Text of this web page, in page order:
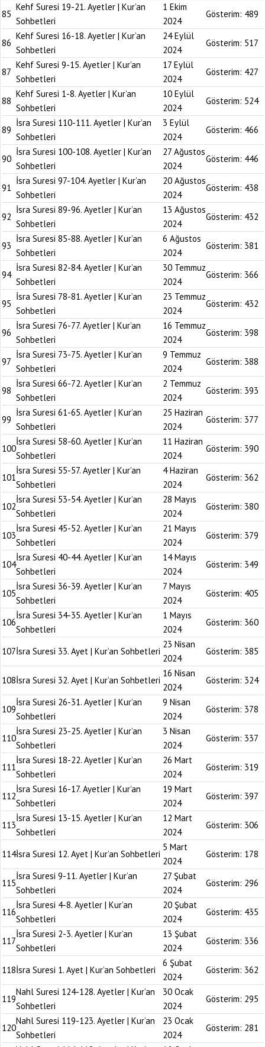
85
Kehf Suresi 19-21. Ayetler | Kur’an
Sohbetleri
1 Ekim
2024
Gösterim: 489
86
Kehf Suresi 16-18. Ayetler | Kur’an
Sohbetleri
24 Eylül
2024
Gösterim: 517
87
Kehf Suresi 9-15. Ayetler | Kur’an
Sohbetleri
17 Eylül
2024
Gösterim: 427
88
Kehf Suresi 1-8. Ayetler | Kur’an
Sohbetleri
10 Eylül
2024
Gösterim: 524
89
İsra Suresi 110-111. Ayetler | Kur’an
Sohbetleri
3 Eylül
2024
Gösterim: 466
90
İsra Suresi 100-108. Ayetler | Kur’an
Sohbetleri
27 Ağustos
2024
Gösterim: 446
91
İsra Suresi 97-104. Ayetler | Kur’an
Sohbetleri
20 Ağustos
2024
Gösterim: 438
92
İsra Suresi 89-96. Ayetler | Kur’an
Sohbetleri
13 Ağustos
2024
Gösterim: 432
93
İsra Suresi 85-88. Ayetler | Kur’an
Sohbetleri
6 Ağustos
2024
Gösterim: 381
94
İsra Suresi 82-84. Ayetler | Kur’an
Sohbetleri
30 Temmuz
2024
Gösterim: 366
95
İsra Suresi 78-81. Ayetler | Kur’an
Sohbetleri
23 Temmuz
2024
Gösterim: 432
96
İsra Suresi 76-77. Ayetler | Kur’an
Sohbetleri
16 Temmuz
2024
Gösterim: 398
97
İsra Suresi 73-75. Ayetler | Kur’an
Sohbetleri
9 Temmuz
2024
Gösterim: 388
98
İsra Suresi 66-72. Ayetler | Kur’an
Sohbetleri
2 Temmuz
2024
Gösterim: 393
99
İsra Suresi 61-65. Ayetler | Kur’an
Sohbetleri
25 Haziran
2024
Gösterim: 377
100
İsra Suresi 58-60. Ayetler | Kur’an
Sohbetleri
11 Haziran
2024
Gösterim: 390
101
İsra Suresi 55-57. Ayetler | Kur’an
Sohbetleri
4 Haziran
2024
Gösterim: 362
102
İsra Suresi 53-54. Ayetler | Kur’an
Sohbetleri
28 Mayıs
2024
Gösterim: 380
103
İsra Suresi 45-52. Ayetler | Kur’an
Sohbetleri
21 Mayıs
2024
Gösterim: 379
104
İsra Suresi 40-44. Ayetler | Kur’an
Sohbetleri
14 Mayıs
2024
Gösterim: 349
105
İsra Suresi 36-39. Ayetler | Kur’an
Sohbetleri
7 Mayıs
2024
Gösterim: 405
106
İsra Suresi 34-35. Ayetler | Kur’an
Sohbetleri
1 Mayıs
2024
Gösterim: 360
107İsra Suresi 33. Ayet | Kur’an Sohbetleri
23 Nisan
2024
Gösterim: 385
108İsra Suresi 32. Ayet | Kur’an Sohbetleri
16 Nisan
2024
Gösterim: 324
109
İsra Suresi 26-31. Ayetler | Kur’an
Sohbetleri
9 Nisan
2024
Gösterim: 378
110
İsra Suresi 23-25. Ayetler | Kur’an
Sohbetleri
3 Nisan
2024
Gösterim: 337
111
İsra Suresi 18-22. Ayetler | Kur’an
Sohbetleri
26 Mart
2024
Gösterim: 319
112
İsra Suresi 16-17. Ayetler | Kur’an
Sohbetleri
19 Mart
2024
Gösterim: 397
113
İsra Suresi 13-15. Ayetler | Kur’an
Sohbetleri
12 Mart
2024
Gösterim: 306
114İsra Suresi 12. Ayet | Kur’an Sohbetleri
5 Mart
2024
Gösterim: 178
115
İsra Suresi 9-11. Ayetler | Kur’an
Sohbetleri
27 Şubat
2024
Gösterim: 296
116
İsra Suresi 4-8. Ayetler | Kur’an
Sohbetleri
20 Şubat
2024
Gösterim: 435
117
İsra Suresi 2-3. Ayetler | Kur’an
Sohbetleri
13 Şubat
2024
Gösterim: 336
118İsra Suresi 1. Ayet | Kur’an Sohbetleri
6 Şubat
2024
Gösterim: 362
119
Nahl Suresi 124-128. Ayetler | Kur’an
Sohbetleri
30 Ocak
2024
Gösterim: 295
120
Nahl Suresi 119-123. Ayetler | Kur’an
Sohbetleri
23 Ocak
2024
Gösterim: 281